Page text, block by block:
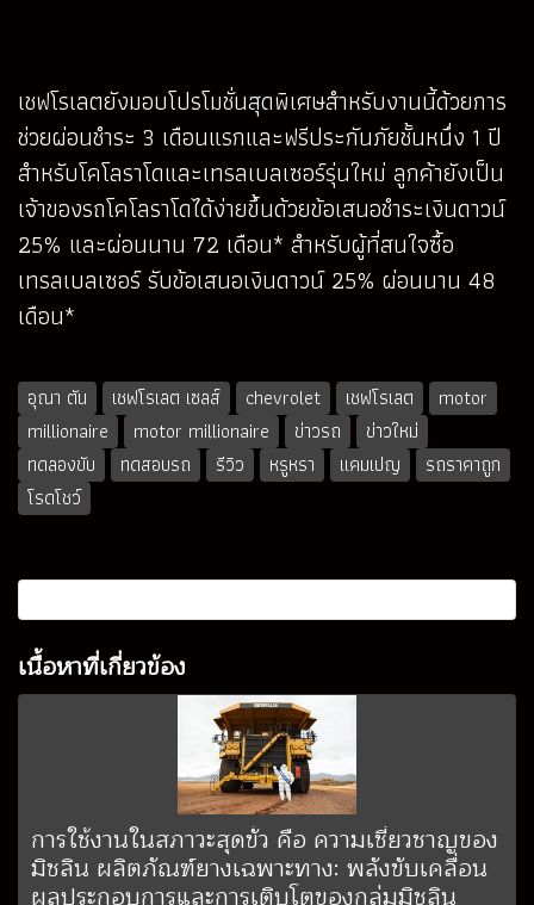
เชฟโรเลตยังมอบโปรโมชั่นสุดพิเศษสำหรับงานนี้ด้วยการ
ช่วยผ่อนชำระ 3 เดือนแรกและฟรีประกันภัยชั้นหนึ่ง 1 ปี
สำหรับโคโลราโดและเทรลเบลเซอร์รุ่นใหม่ ลูกค้ายังเป็น
เจ้าของรถโคโลราโดได้ง่ายขึ้นด้วยข้อเสนอชำระเงินดาวน์
25% และผ่อนนาน 72 เดือน* สำหรับผู้ที่สนใจซื้อ
เทรลเบลเซอร์ รับข้อเสนอเงินดาวน์ 25% ผ่อนนาน 48
เดือน*
อุณา ตัน เชฟโรเลต เซลส์ chevrolet เชฟโรเลต
motor
millionaire
motor millionaire ข่าวรถ
ข่าวใหม่
ทดลองขับ
ทดสอบรถ รีวิว หรูหรา แคมเปญ
รถราคาถูก
โรดโชว์
เนื้อหาที่เกี่ยวข้อง
การใช้งานในสภาวะสุดขั้ว คือ ความเชี่ยวชาญของ
มิชลิน ผลิตภัณฑ์ยางเฉพาะทาง: พลังขับเคลื่อน
ผลประกอบการและการเติบโตของกลุ่มมิชลิน